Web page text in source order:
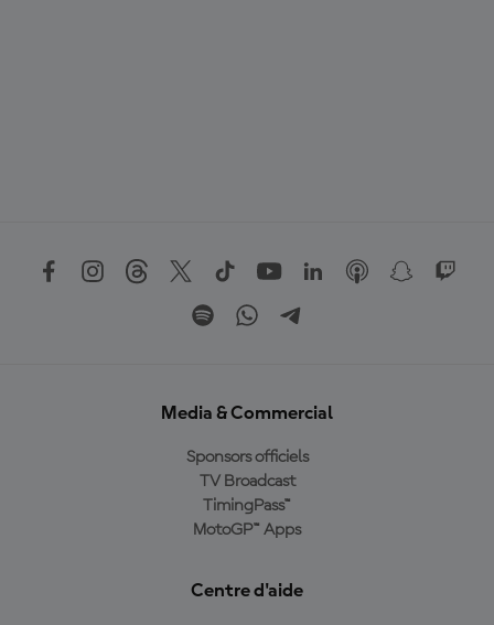
Media & Commercial
Sponsors officiels
TV Broadcast
TimingPass™
MotoGP™ Apps
Centre d'aide